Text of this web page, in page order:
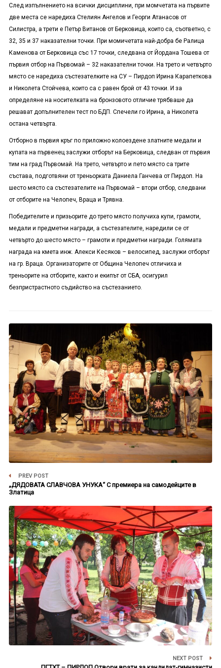
След изпълнението на всички дисциплини, при момчетата на първите
две места се наредиха Стелиян Ангелов и Георги Атанасов от
Силистра, а трети е Петър Витанов от Берковица, които са, съответно, с
32, 35 и 37 наказателни точки. При момичетата най-добра бе Ралица
Каменова от Берковица със 17 точки, следвана от Йордана Тошева от
първия отбор на Първомай – 32 наказателни точки. На трето и четвърто
място се наредиха състезателките на СУ – Пирдоп Ирина Карапеткова
и Николета Стойчева, които са с равен брой от 43 точки. И за
определяне на носителката на бронзовото отличие трябваше да
решават допълнителен тест по БДП. Спечели го Ирина, а Николета
остана четвърта.
Отборно в първия кръг по приложно колоездене златните медали и
купата на първенец заслужи отборът на Берковица, следван от първия
тим на град Първомай. На трето, четвърто и пето място са трите
състава, подготвяни от треньорката Даниела Ганчева от Пирдоп. На
шесто място са състезателите на Първомай – втори отбор, следвани
от отборите на Челопеч, Враца и Трявна.
Победителите и призьорите до трето място получиха купи, грамоти,
медали и предметни награди, а състезателите, наредили се от
четвърто до шесто място – грамоти и предметни награди. Голямата
награда на кмета инж. Алекси Кесяков – велосипед, заслужи отборът
на гр. Враца. Организаторите от Община Челопеч отличиха и
треньорите на отборите, както и екипът от СБА, осигурил
безпристрастното съдийство на състезанието.
PREV POST
„ДЯДОВАТА СЛАВЧОВА УНУКА“ С премиера на самодейците в
Златица
NEXT POST